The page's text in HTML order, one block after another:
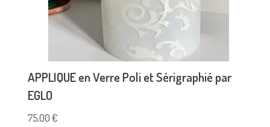
APPLIQUE en Verre Poli et Sérigraphié par
EGLO
75,00 €